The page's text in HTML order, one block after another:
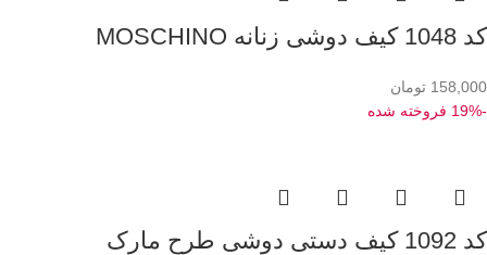
کد 1048 کیف دوشی زنانه MOSCHINO
158,000 تومان
-19%
فروخته شده
کد 1092 کیف دستی دوشی طرح مارک